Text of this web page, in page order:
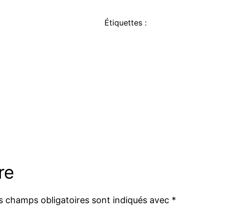
Étiquettes :
champs obligatoires sont indiqués avec *